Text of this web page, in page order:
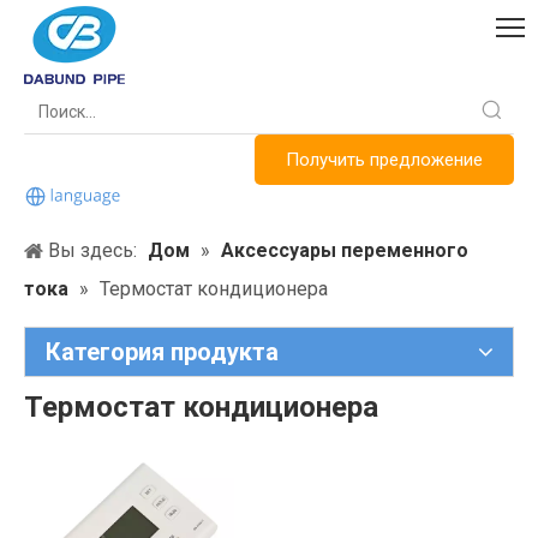
Получить предложение
Вы здесь: Дом » Аксессуары переменного
тока » Термостат кондиционера
Категория продукта
Термостат кондиционера